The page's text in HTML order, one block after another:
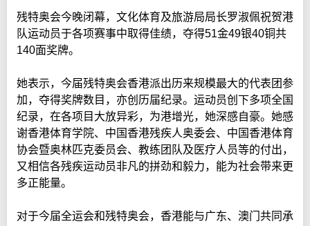
残特奥会今晚闭幕，文化体育及旅游局局长罗淑佩祝贺港
队运动员于各项赛事中取得佳绩，夺得51金49银40铜共
140面奖牌。
她表示，今届残特奥会香港派出历来规模最大的代表团参
加，夺得奖牌数目，亦创历届纪录。运动员创下多项全国
纪录，在各项目大放异彩，为港增光，她深感自豪。她感
谢香港体育学院、中国香港残疾人奥委会、中国香港体育
协会暨奥林匹克委员会、教练团队及医疗人员等的付出，
又相信各残疾运动员非凡的拼劲和毅力，能为社会带来更
多正能量。
对于今届全运会和残特奥会，香港能与广东、澳门共同承